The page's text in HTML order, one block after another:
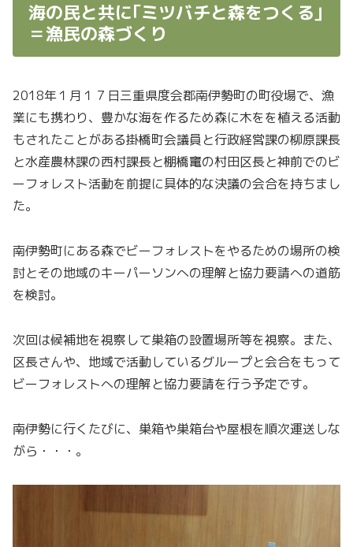
海の民と共に｢ミツバチと森をつくる｣
＝漁民の森づくり
2018年１月１７日三重県度会郡南伊勢町の町役場で、漁
業にも携わり、豊かな海を作るため森に木をを植える活動
もされたことがある掛橋町会議員と行政経営課の柳原課長
と水産農林課の西村課長と棚橋竃の村田区長と神前でのビ
ーフォレスト活動を前提に具体的な決議の会合を持ちまし
た。
南伊勢町にある森でビーフォレストをやるための場所の検
討とその地域のキーパーソンへの理解と協力要請への道筋
を検討。
次回は候補地を視察して巣箱の設置場所等を視察。また、
区長さんや、地域で活動しているグループと会合をもって
ビーフォレストへの理解と協力要請を行う予定です。
南伊勢に行くたびに、巣箱や巣箱台や屋根を順次運送しな
がら・・・。